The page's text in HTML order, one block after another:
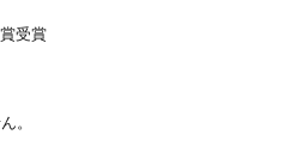
受賞
。